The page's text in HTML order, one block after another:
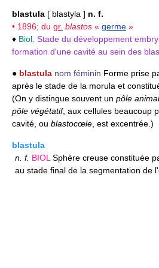
blastula [ blastyla ] n. f.
• 1896; du gr. blastos « germe »
♦ Biol. Stade du développement
formation d'une cavité au sein des
● blastula nom féminin Forme prise
après le stade de la morula et
(On y distingue souvent un pôle animal
pôle végétatif, aux cellules beaucoup
cavité, ou blastocœle , est excentrée.)
blastula
n. f. BIOL Sphère creuse constituée
au stade final de la segmentation de